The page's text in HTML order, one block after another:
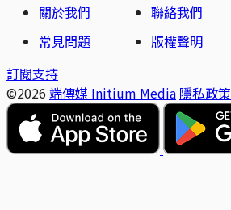
關於我們
聯絡我們
常見問題
版權聲明
訂閱支持
©2026 端傳媒 Initium Media 隱私政策